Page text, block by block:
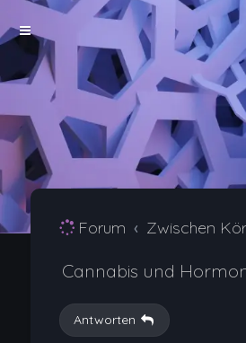
Forum Zwischen
Cannabis und
Antworten